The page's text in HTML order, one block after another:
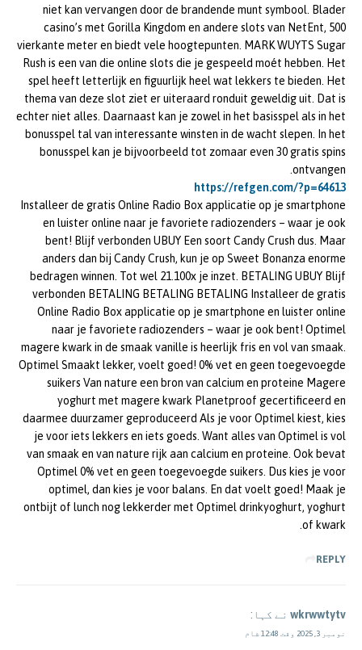
niet kan vervangen door de brandende munt symbool. Blader
casino’s met Gorilla Kingdom en andere slots van NetEnt, 500
vierkante meter en biedt vele hoogtepunten. MARK WUYTS Sugar
Rush is een van die online slots die je gespeeld moét hebben. Het
spel heeft letterlijk en figuurlijk heel wat lekkers te bieden. Het
thema van deze slot ziet er uiteraard ronduit geweldig uit. Dat is
echter niet alles. Daarnaast kan je zowel in het basisspel als in het
bonusspel tal van interessante winsten in de wacht slepen. In het
bonusspel kan je bijvoorbeeld tot zomaar even 30 gratis spins
ontvangen.
https://refgen.com/?p=64613
Installeer de gratis Online Radio Box applicatie op je smartphone
en luister online naar je favoriete radiozenders – waar je ook
bent! Blijf verbonden UBUY Een soort Candy Crush dus. Maar
anders dan bij Candy Crush, kun je op Sweet Bonanza enorme
bedragen winnen. Tot wel 21.100x je inzet. BETALING UBUY Blijf
verbonden BETALING BETALING BETALING Installeer de gratis
Online Radio Box applicatie op je smartphone en luister online
naar je favoriete radiozenders – waar je ook bent! Optimel
magere kwark in de smaak vanille is heerlijk fris en vol van smaak.
Optimel Smaakt lekker, voelt goed! 0% vet en geen toegevoegde
suikers Van nature een bron van calcium en proteine Magere
yoghurt met magere kwark Planetproof gecertificeerd en
daarmee duurzamer geproduceerd Als je voor Optimel kiest, kies
je voor iets lekkers en iets goeds. Want alles van Optimel is vol
van smaak en van nature rijk aan calcium en proteine. Ook bevat
Optimel 0% vet en geen toegevoegde suikers. Dus kies je voor
optimel, dan kies je voor balans. En dat voelt goed! Maak je
ontbijt of lunch nog lekkerder met Optimel drinkyoghurt, yoghurt
of kwark.
REPLY
wkrwwtytv نے کہا:
نومبر 3, 2025 وقت 12:48 شام